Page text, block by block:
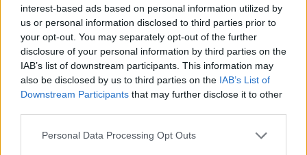
interest-based ads based on personal information utilized by
us or personal information disclosed to third parties prior to
your opt-out. You may separately opt-out of the further
disclosure of your personal information by third parties on the
IAB’s list of downstream participants. This information may
also be disclosed by us to third parties on the IAB’s List of
Downstream Participants that may further disclose it to other
Personal Data Processing Opt Outs
Székelyhon
Tömegverekedés lett a szűk
mezőgazdasági úti vitából
Csatószegen
Székelyhon
Életét vesztette két halász,